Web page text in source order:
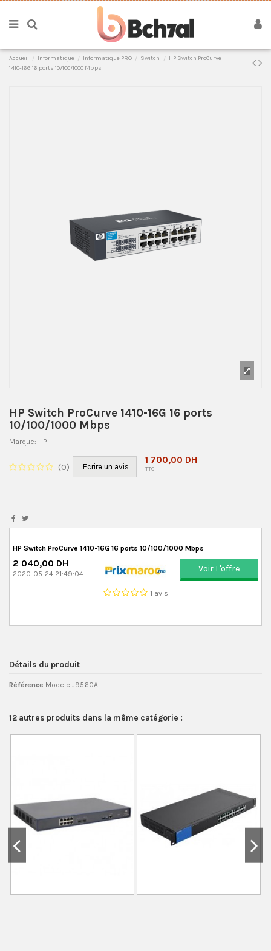
Accueil Informatique Informatique PRO Switch
HP Switch ProCurve
1410-16G 16 ports 10/100/1000 Mbps
HP Switch ProCurve 1410-16G 16 ports
10/100/1000 Mbps
Marque: HP
(0) Ecrire un avis
1 700,00 DH
TTC
HP Switch ProCurve 1410-16G 16 ports 10/100/1000 Mbps
2 040,00 DH
2020-05-24 21:49:04
1 avis
Voir L'offre
Détails du produit
Référence Modele J9560A
12 autres produits dans la même catégorie :